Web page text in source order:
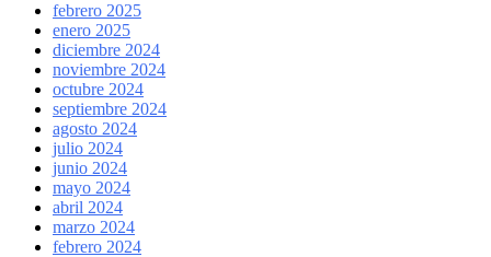
febrero 2025
enero 2025
diciembre 2024
noviembre 2024
octubre 2024
septiembre 2024
agosto 2024
julio 2024
junio 2024
mayo 2024
abril 2024
marzo 2024
febrero 2024